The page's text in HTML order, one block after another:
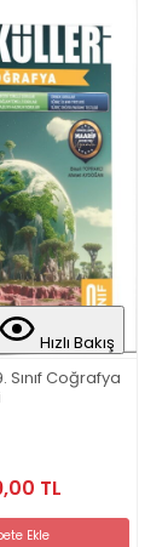
Hızlı Bakış
Sınıf Coğrafya
TL
Ekle